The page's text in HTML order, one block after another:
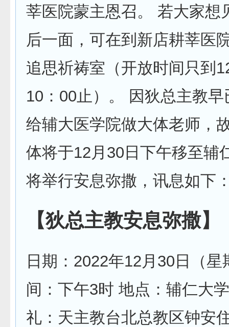
莘医院蒙主恩召。 若大家想
后一面，可在到新店耕莘医
追思祈祷室（开放时间只到
10：00止）。 因狄总主教
给辅大医学院做大体老师，
体将于12月30日下午移至辅
将举行安息弥撒，讯息如下
【狄总主教安息弥撒】
日期：2022年12月30日（星
间：下午3时 地点：辅仁大
礼：天主教台北总教区钟安